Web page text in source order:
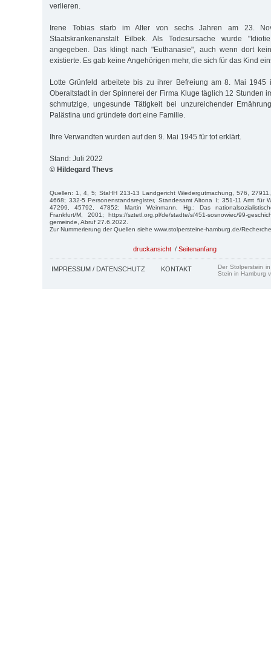
verlieren.
Irene Tobias starb im Alter von sechs Jahren am 23.
Staatskrankenanstalt Eilbek. Als Todesursache wurde
angegeben. Das klingt nach "Euthanasie", auch wenn dort
existierte. Es gab keine Angehörigen mehr, die sich für das Kind
Lotte Grünfeld arbeitete bis zu ihrer Befreiung am 8. Mai 1945
Oberaltstadt in der Spinnerei der Firma Kluge täglich 12 Stunden
schmutzige, ungesunde Tätigkeit bei unzureichender
Palästina und gründete dort eine Familie.
Ihre Verwandten wurden auf den 9. Mai 1945 für tot erklärt.
Stand: Juli 2022
© Hildegard Thevs
Quellen: 1, 4, 5; StaHH 213-13 Landgericht Wiedergutmachung, 576,
4668; 332-5 Personenstandsregister, Standesamt Altona I; 351-11 Amt für
47299, 45792, 47852; Martin Weinmann, Hg.: Das
Frankfurt/M, 2001; https://sztetl.org.pl/de/stadte/s/451-sosnowiec/99-
gemeinde, Abruf 27.6.2022.
Zur Nummerierung der Quellen siehe www.stolpersteine-hamburg.de/
druckansicht / Seitenanfang
IMPRESSUM / DATENSCHUTZ KONTAKT
Der Stolperstein
Stein in Hamburg